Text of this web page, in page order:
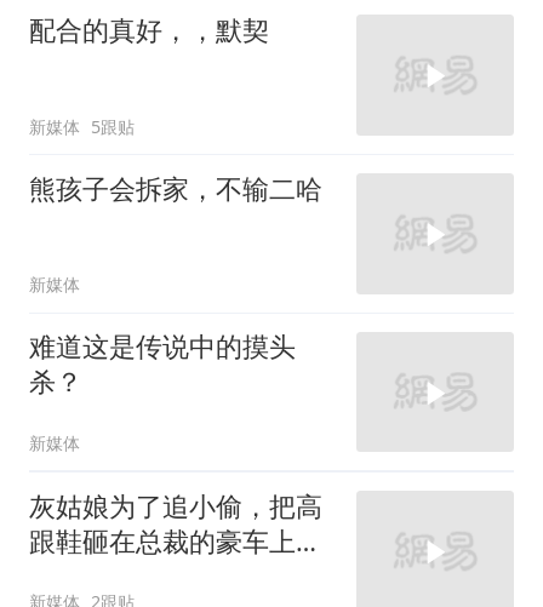
配合的真好，，默契
新媒体 5跟贴
熊孩子会拆家，不输二哈
新媒体
难道这是传说中的摸头
杀？
新媒体
灰姑娘为了追小偷，把高
跟鞋砸在总裁的豪车上，
新媒体 2跟贴